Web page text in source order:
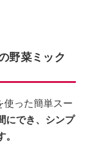
野菜ミック
使った簡単スー
にでき、シンプ